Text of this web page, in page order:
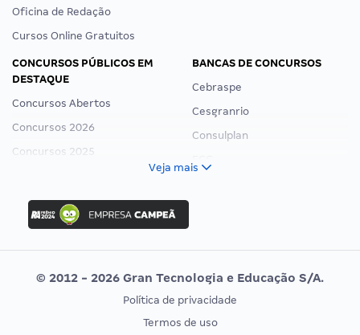
Oficina de Redação
Cursos Online Gratuitos
CONCURSOS PÚBLICOS EM
DESTAQUE
Concursos Abertos
Concursos 2026
Concursos 2025
Concurso Ibama
Concurso MPU
Editais publicados
BANCAS DE CONCURSOS
Cebraspe
Cesgranrio
Consulplan
Vunesp
CONCURSOS POR PROFISSÃO
EXAME DE ORDEM
Veja mais
© 2012 - 2026 Gran Tecnologia e Educação S/A.
Política de privacidade
Termos de uso